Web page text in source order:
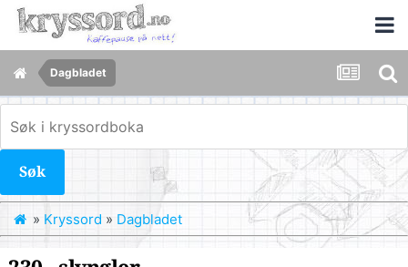
Dagbladet
Søk
» Kryssord » Dagbladet